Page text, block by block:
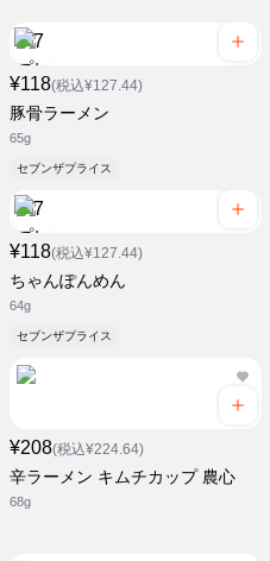
¥118(税込¥127.44)
豚骨ラーメン
65g
セブンザプライス
¥118(税込¥127.44)
ちゃんぽんめん
64g
セブンザプライス
¥208(税込¥224.64)
辛ラーメン キムチカップ 農心
68g